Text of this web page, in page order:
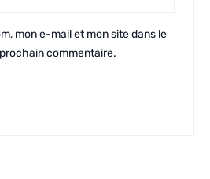
mon e-mail et mon site dans le
commentaire.